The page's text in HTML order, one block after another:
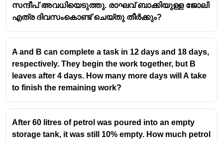
സന്ദീപ് അവധിയെടുത്തു. രാഘവ് ബാക്കിയുള്ള ജോലി
എത്ര ദിവസംകൊണ്ട് ചെയ്തു തീർക്കും?
A and B can complete a task in 12 days and 18 days,
respectively. They begin the work together, but B
leaves after 4 days. How many more days will A take
to finish the remaining work?
After 60 litres of petrol was poured into an empty
storage tank, it was still 10% empty. How much petrol